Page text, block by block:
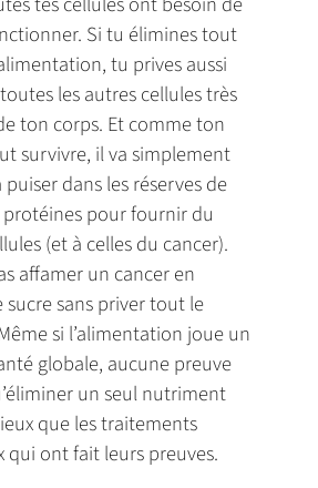
Si tu élimines tout
tu prives aussi
les autres cellules très
ton corps. Et comme ton
survivre, il va simplement
dans les réserves de
protéines pour fournir du
(et à celles du cancer).
affamer un cancer en
sans priver tout le
si l’alimentation joue un
globale, aucune preuve
un seul nutriment
que les traitements
qui ont fait leurs preuves.